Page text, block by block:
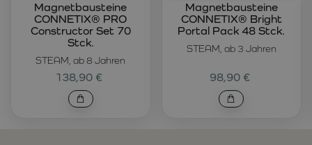
STEAM, ab 8 Jahren
Magnetbausteine
CONNETIX® PRO
Constructor Set 70
Stck.
138,90 €
STEAM, ab 3 Jahren
Magnetbausteine
CONNETIX® Bright
Portal Pack 48 Stck.
98,90 €